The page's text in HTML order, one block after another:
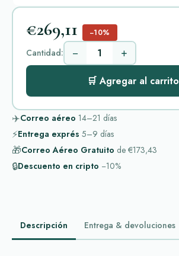
€269,11 −10%
Cantidad: − +
🛒 Agregar al carrito
✈️Correo aéreo 14–21 días
⚡Entrega exprés 5–9 días
🎁Correo Aéreo Gratuito de €173,43
🔒Descuento en cripto −10%
Descripción Entrega & devoluciones